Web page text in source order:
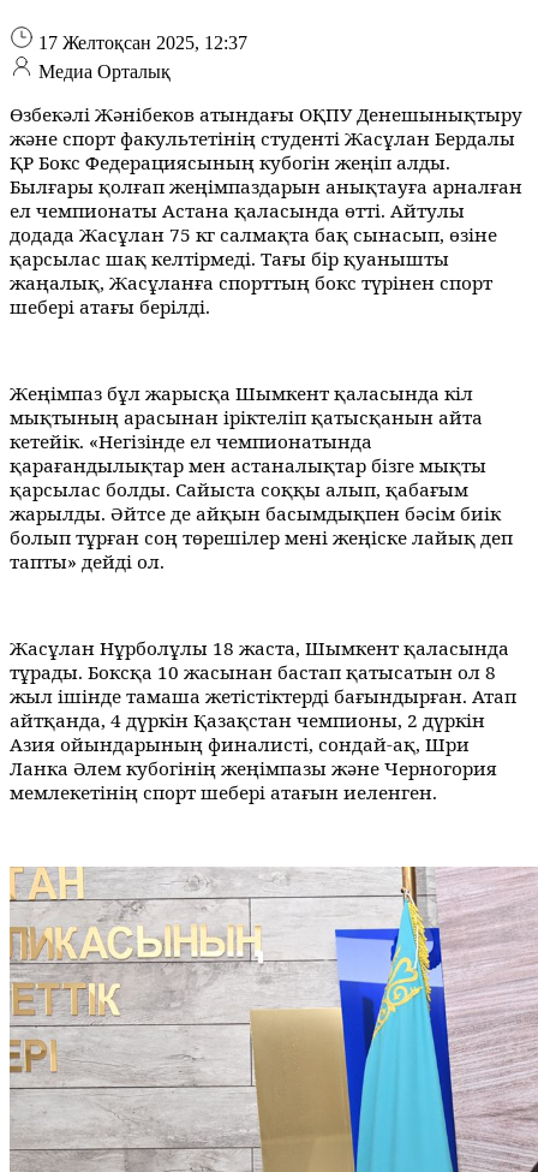
17 Желтоқсан 2025, 12:37
Медиа Орталық
Өзбекәлі Жәнібеков атындағы ОҚПУ Денешынықтыру
және спорт факультетінің студенті Жасұлан Бердалы
ҚР Бокс Федерациясының кубогін жеңіп алды.
Былғары қолғап жеңімпаздарын анықтауға арналған
ел чемпионаты Астана қаласында өтті. Айтулы
додада Жасұлан 75 кг салмақта бақ сынасып, өзіне
қарсылас шақ келтірмеді. Тағы бір қуанышты
жаңалық, Жасұланға спорттың бокс түрінен спорт
шебері атағы берілді.
Жеңімпаз бұл жарысқа Шымкент қаласында кіл
мықтының арасынан іріктеліп қатысқанын айта
кетейік. «Негізінде ел чемпионатында
қарағандылықтар мен астаналықтар бізге мықты
қарсылас болды. Сайыста соққы алып, қабағым
жарылды. Әйтсе де айқын басымдықпен бәсім биік
болып тұрған соң төрешілер мені жеңіске лайық деп
тапты» дейді ол.
Жасұлан Нұрболұлы 18 жаста, Шымкент қаласында
тұрады. Боксқа 10 жасынан бастап қатысатын ол 8
жыл ішінде тамаша жетістіктерді бағындырған. Атап
айтқанда, 4 дүркін Қазақстан чемпионы, 2 дүркін
Азия ойындарының финалисті, сондай-ақ, Шри
Ланка Әлем кубогінің жеңімпазы және Черногория
мемлекетінің спорт шебері атағын иеленген.